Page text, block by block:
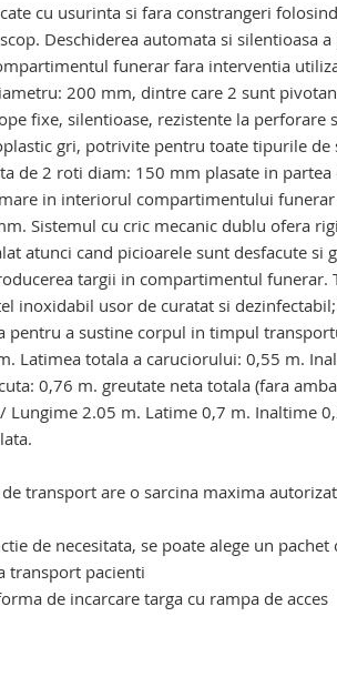
cu usurinta si fara constrangeri
Deschiderea automata si silentioasa
funerar fara interventia
200 mm, dintre care 2 sunt
fixe, silentioase, rezistente la perforare
gri, potrivite pentru toate tipurile de
de 2 roti diam: 150 mm plasate in partea
in interiorul compartimentului
Sistemul cu cric mecanic dublu ofera
atunci cand picioarele sunt desfacute si
targii in compartimentul funerar.
inoxidabil usor de curatat si
pentru a sustine corpul in timpul
Latimea totala a caruciorului: 0,55 m.
0,76 m. greutate neta totala (fara
Lungime 2.05 m. Latime 0,7 m. Inaltime
de transport are o sarcina maxima
de necesitata, se poate alege un
transport pacienti
de incarcare targa cu rampa de